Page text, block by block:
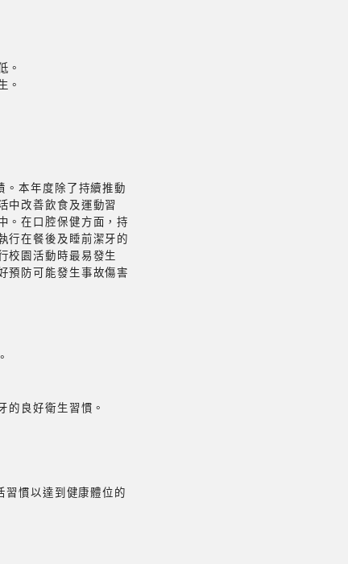
。
。
。本年度除了持續推動
中改善飲食及運動習
。在口腔保健方面，持
行在餐後及睡前潔牙的
校園活動時最易發生
預防可能發生事故傷害
的良好衛生習慣。
習慣以達到健康體位的